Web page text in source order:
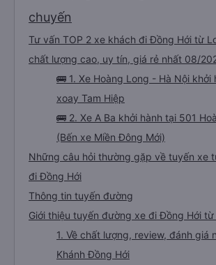
chuyến
Tư vấn TOP 2 xe khách đi Đồng Hới từ
chất lượng cao, uy tín, giá rẻ nhất 08/
🚌 1. Xe Hoàng Long - Hà Nội khởi
xoay Tam Hiệp
🚌 2. Xe A Ba khởi hành tại 501
(Bến xe Miền Đông Mới)
Những câu hỏi thường gặp về tuyến xe
đi Đồng Hới
Thông tin tuyến đường
Giới thiệu tuyến đường xe đi Đồng Hới từ
1. Về chất lượng, review, đánh giá
Khánh Đồng Hới